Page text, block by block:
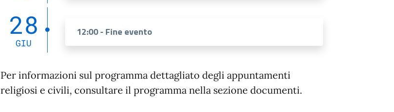
28
GIU
12:00 - Fine evento
Per informazioni sul programma dettagliato degli appuntamenti
religiosi e civili, consultare il programma nella sezione documenti.